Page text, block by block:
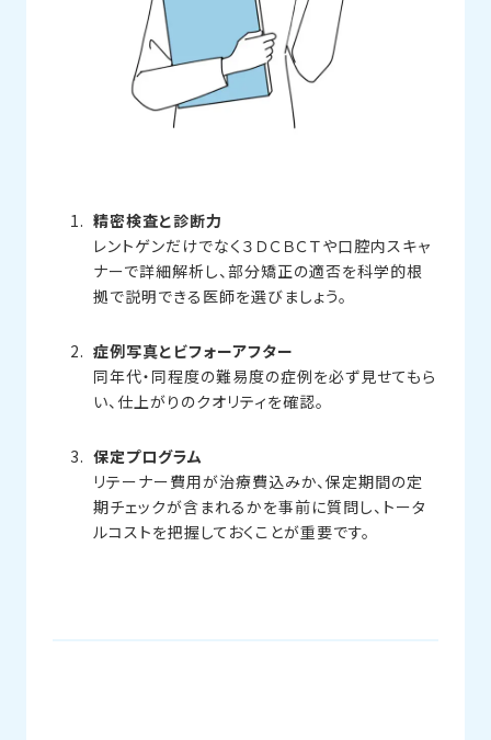
精密検査と診断力
レントゲンだけでなく３ＤＣＢＣＴや口腔内スキャ
ナーで詳細解析し、部分矯正の適否を科学的根
拠で説明できる医師を選びましょう。
症例写真とビフォーアフター
同年代・同程度の難易度の症例を必ず見せてもら
い、仕上がりのクオリティを確認。
保定プログラム
リテーナー費用が治療費込みか、保定期間の定
期チェックが含まれるかを事前に質問し、トータ
ルコストを把握しておくことが重要です。